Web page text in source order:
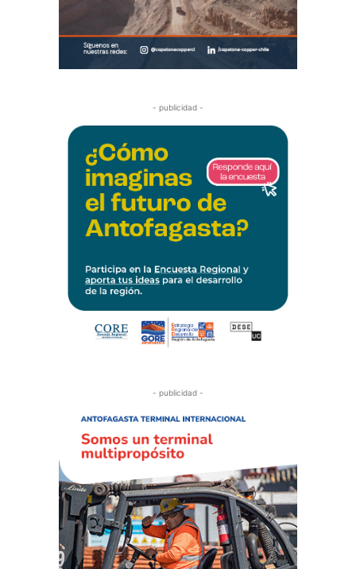
- publicidad -
- publicidad -